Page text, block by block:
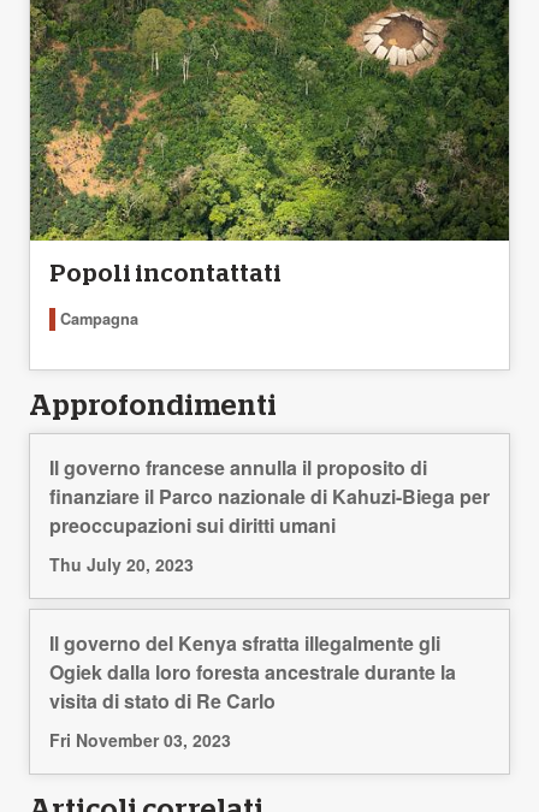
Popoli incontattati
Campagna
Approfondimenti
Il governo francese annulla il proposito di
finanziare il Parco nazionale di Kahuzi-Biega per
preoccupazioni sui diritti umani
Thu July 20, 2023
Il governo del Kenya sfratta illegalmente gli
Ogiek dalla loro foresta ancestrale durante la
visita di stato di Re Carlo
Fri November 03, 2023